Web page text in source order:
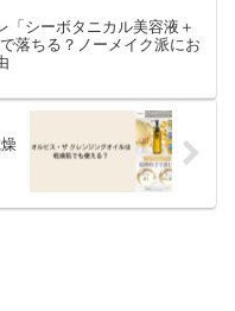
「シーボタニカル美容液＋
落ちる？ノーメイク派にお